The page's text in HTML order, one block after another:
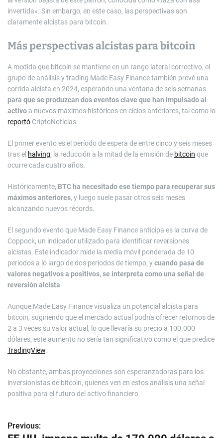
invertida». Sin embargo, en este caso, las perspectivas son
claramente alcistas para bitcoin.
Más perspectivas alcistas para bitcoin
A medida que bitcoin se mantiene en un rango lateral correctivo, el
grupo de análisis y trading Made Easy Finance también prevé una
corrida alcista en 2024, esperando una ventana de seis semanas
para que se produzcan dos eventos clave que han impulsado al
activo a nuevos máximos históricos en ciclos anteriores, tal como lo
reportó CriptoNoticias.
El primer evento es el período de espera de entre cinco y seis meses
tras el halving, la reducción a la mitad de la emisión de bitcoin que
ocurre cada cuatro años.
Históricamente, BTC ha necesitado ese tiempo para recuperar sus
máximos anteriores, y luego suele pasar otros seis meses
alcanzando nuevos récords.
El segundo evento que Made Easy Finance anticipa es la curva de
Coppock, un indicador utilizado para identificar reversiones
alcistas. Este indicador mide la media móvil ponderada de 10
períodos a lo largo de dos periodos de tiempo, ycuando pasa de
valores negativos a positivos, se interpreta como una señal de
reversión alcista.
Aunque Made Easy Finance visualiza un potencial alcista para
bitcoin, sugiriendo que el mercado actual podría ofrecer retornos de
2 a 3 veces su valor actual, lo que llevaría su precio a 100.000
dólares, este aumento no sería tan significativo como el que predice
TradingView.
No obstante, ambas proyecciones son esperanzadoras para los
inversionistas de bitcoin, quienes ven en estos análisis una señal
positiva para el futuro del activo financiero.
N
Previous: